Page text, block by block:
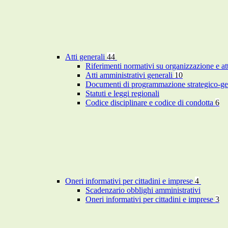
Atti generali 44
Riferimenti normativi su organizzazione e
Atti amministrativi generali 10
Documenti di programmazione strategico-
Statuti e leggi regionali
Codice disciplinare e codice di condotta 6
Oneri informativi per cittadini e imprese 4
Scadenzario obblighi amministrativi
Oneri informativi per cittadini e imprese 3